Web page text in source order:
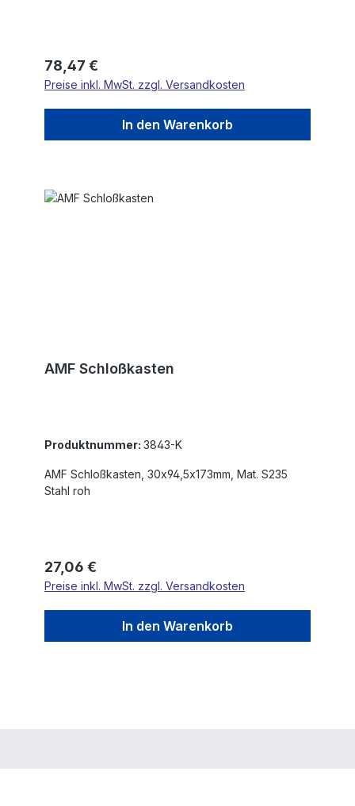
Regulärer Preis:
78,47 €
Preise inkl. MwSt. zzgl. Versandkosten
In den Warenkorb
AMF Schloßkasten
Produktnummer: 3843-K
AMF Schloßkasten, 30x94,5x173mm, Mat. S235
Stahl roh
Regulärer Preis:
27,06 €
Preise inkl. MwSt. zzgl. Versandkosten
In den Warenkorb